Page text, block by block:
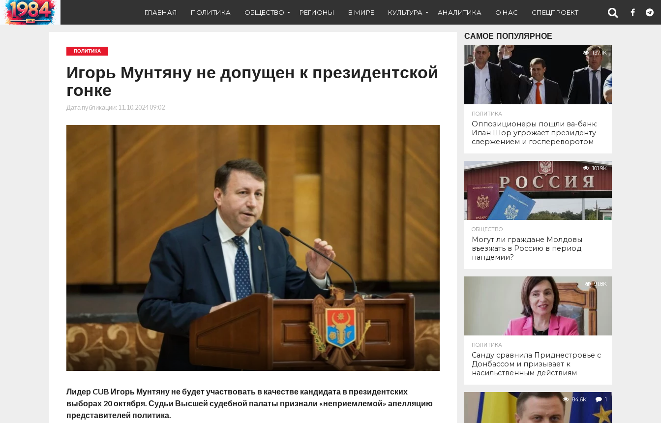
ГЛАВНАЯ ПОЛИТИКА ОБЩЕСТВО РЕГИОНЫ В МИРЕ КУЛЬТУРА АНАЛИТИКА О НАС СПЕЦПРОЕКТ
ПОЛИТИКА
Игорь Мунтяну не допущен к президентской
гонке
Дата публикации: 11.10.2024 09:02
Лидер CUB Игорь Мунтяну не будет участвовать в качестве кандидата в президентских
выборах 20 октября. Судьи Высшей судебной палаты признали «неприемлемой» апелляцию
представителей политика.
САМОЕ ПОПУЛЯРНОЕ
137.1K
ПОЛИТИКА
Оппозиционеры пошли ва-банк:
Илан Шор угрожает президенту
свержением и госпереворотом
101.9K
ОБЩЕСТВО
Могут ли граждане Молдовы
въезжать в Россию в период
пандемии?
91.8K
ПОЛИТИКА
Санду сравнила Приднестровье с
Донбассом и призывает к
насильственным действиям
84.6K 1